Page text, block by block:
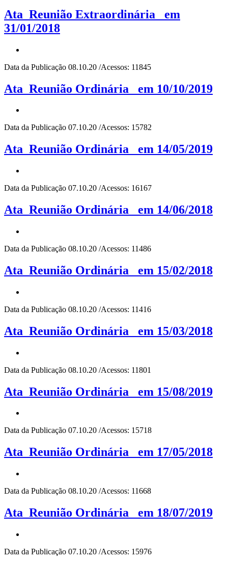
Ata_Reunião Extraordinária_ em
31/01/2018
Data da Publicação 08.10.20 /Acessos: 11845
Ata_Reunião Ordinária_ em 10/10/2019
Data da Publicação 07.10.20 /Acessos: 15782
Ata_Reunião Ordinária_ em 14/05/2019
Data da Publicação 07.10.20 /Acessos: 16167
Ata_Reunião Ordinária_ em 14/06/2018
Data da Publicação 08.10.20 /Acessos: 11486
Ata_Reunião Ordinária_ em 15/02/2018
Data da Publicação 08.10.20 /Acessos: 11416
Ata_Reunião Ordinária_ em 15/03/2018
Data da Publicação 08.10.20 /Acessos: 11801
Ata_Reunião Ordinária_ em 15/08/2019
Data da Publicação 07.10.20 /Acessos: 15718
Ata_Reunião Ordinária_ em 17/05/2018
Data da Publicação 08.10.20 /Acessos: 11668
Ata_Reunião Ordinária_ em 18/07/2019
Data da Publicação 07.10.20 /Acessos: 15976